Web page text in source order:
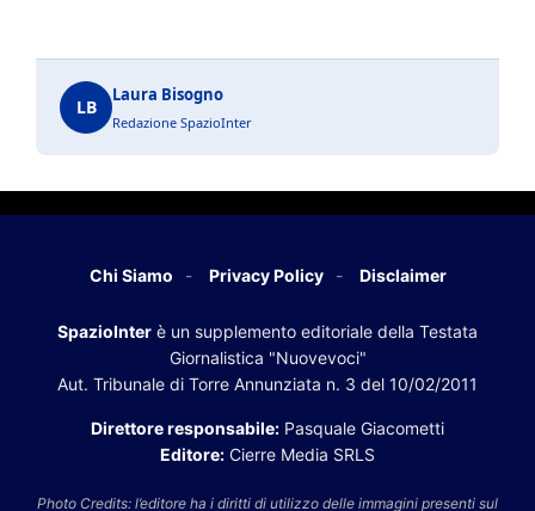
LB
Laura Bisogno
Redazione SpazioInter
Chi Siamo Privacy Policy Disclaimer
SpazioInter è un supplemento editoriale della Testata
Giornalistica "Nuovevoci"
Aut. Tribunale di Torre Annunziata n. 3 del 10/02/2011
Direttore responsabile: Pasquale Giacometti
Editore: Cierre Media SRLS
Photo Credits: l’editore ha i diritti di utilizzo delle immagini presenti sul